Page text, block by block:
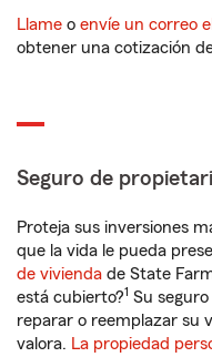
Llame o envíe un correo
obtener una cotización
Seguro de
Proteja sus inversiones
que la vida le pueda
de vivienda de State
está cubierto?1 Su
reparar o reemplazar su
valora. La propiedad